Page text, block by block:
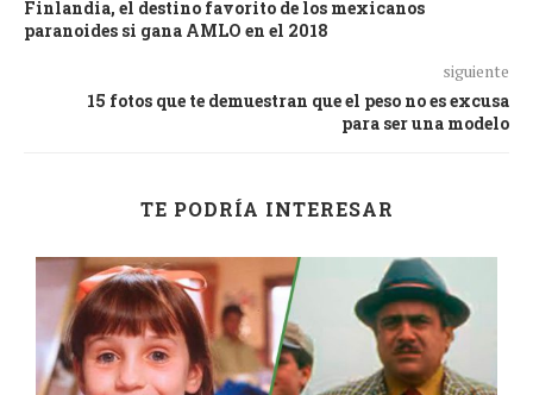
Finlandia, el destino favorito de los mexicanos
paranoides si gana AMLO en el 2018
siguiente
15 fotos que te demuestran que el peso no es excusa
para ser una modelo
TE PODRÍA INTERESAR